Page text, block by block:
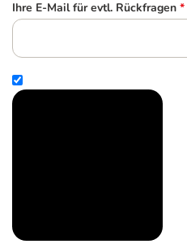
Ihre E-Mail für evtl. Rückfragen *